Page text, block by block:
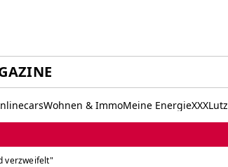
Wohnen & ImmoMeine EnergieXXXLutz
verzweifelt"